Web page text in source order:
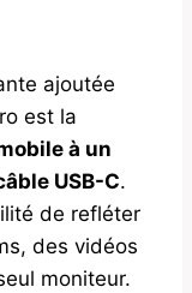
ajoutée
est la
à un
USB-C.
de refléter
des vidéos
moniteur.